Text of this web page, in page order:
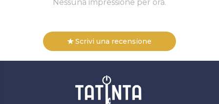
Nessuna impressione per ora.
Scrivi una recensione